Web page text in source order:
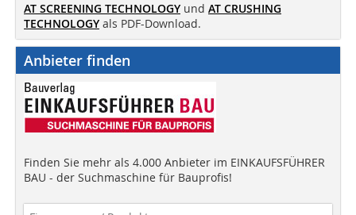
AT SCREENING TECHNOLOGY und AT CRUSHING
TECHNOLOGY als PDF-Download.
Anbieter finden
Finden Sie mehr als 4.000 Anbieter im EINKAUFSFÜHRER
BAU - der Suchmaschine für Bauprofis!